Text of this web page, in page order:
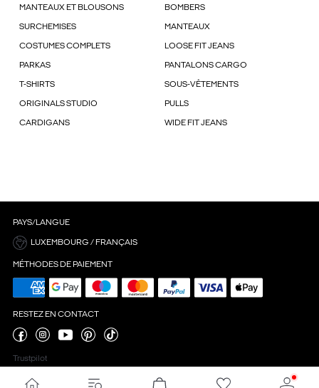
MANTEAUX ET BLOUSONS BOMBERS
SURCHEMISES MANTEAUX
COSTUMES COMPLETS LOOSE FIT JEANS
PARKAS PANTALONS CARGO
T-SHIRTS SOUS-VÊTEMENTS
ORIGINALS STUDIO PULLS
CARDIGANS WIDE FIT JEANS
PAYS/LANGUE
LUXEMBOURG / FRANÇAIS
MÉTHODES DE PAIEMENT
RESTEZ EN CONTACT
Trustpilot